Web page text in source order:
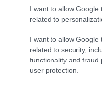
I want to allow Google
related to
I want to allow Google
related to security,
functionality and fraud
user protection.
A középkor
Az egyház és
a XI-XV.
Az egyház
viszonya a